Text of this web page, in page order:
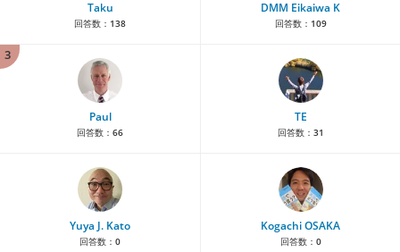
Taku
回答数： 138
DMM Eikaiwa K
回答数： 109
3
Paul
回答数： 66
TE
回答数： 31
Yuya J. Kato
回答数： 0
Kogachi OSAKA
回答数： 0